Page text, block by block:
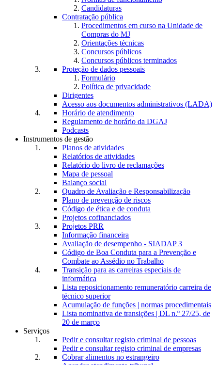
Candidaturas
Contratação pública
Procedimentos em curso na Unidade de
Compras do MJ
Orientações técnicas
Concursos públicos
Concursos públicos terminados
Proteção de dados pessoais
Formulário
Política de privacidade
Dirigentes
Acesso aos documentos administrativos (LADA)
Horário de atendimento
Regulamento de horário da DGAJ
Podcasts
Instrumentos de gestão
Planos de atividades
Relatórios de atividades
Relatório do livro de reclamações
Mapa de pessoal
Balanço social
Quadro de Avaliação e Responsabilização
Plano de prevenção de riscos
Código de ética e de conduta
Projetos cofinanciados
Projetos PRR
Informação financeira
Avaliação de desempenho - SIADAP 3
Código de Boa Conduta para a Prevenção e
Combate ao Assédio no Trabalho
Transição para as carreiras especiais de
informática
Lista reposicionamento remuneratório carreira de
técnico superior
Acumulação de funções | normas procedimentais
Lista nominativa de transições | DL n.º 27/25, de
20 de março
Serviços
Pedir e consultar registo criminal de pessoas
Pedir e consultar registo criminal de empresas
Cobrar alimentos no estrangeiro